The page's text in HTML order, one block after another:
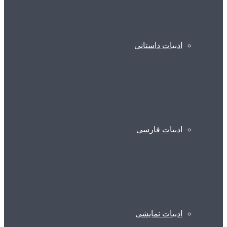
ادبیات داستانی
ادبیات فارسی
ادبیات نمایشی